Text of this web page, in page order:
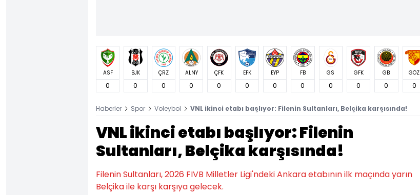
ASF
0
BJK
0
ÇRZ
0
ALNY
0
ÇFK
0
EFK
0
EYP
0
FB
0
GS
0
GFK
0
GB
0
GÖZ
0
Haberler Spor Voleybol VNL ikinci etabı başlıyor: Filenin Sultanları, Belçika karşısında!
VNL ikinci etabı başlıyor: Filenin
Sultanları, Belçika karşısında!
Filenin Sultanları, 2026 FIVB Milletler Ligi'ndeki Ankara etabının ilk maçında yarın
Belçika ile karşı karşıya gelecek.